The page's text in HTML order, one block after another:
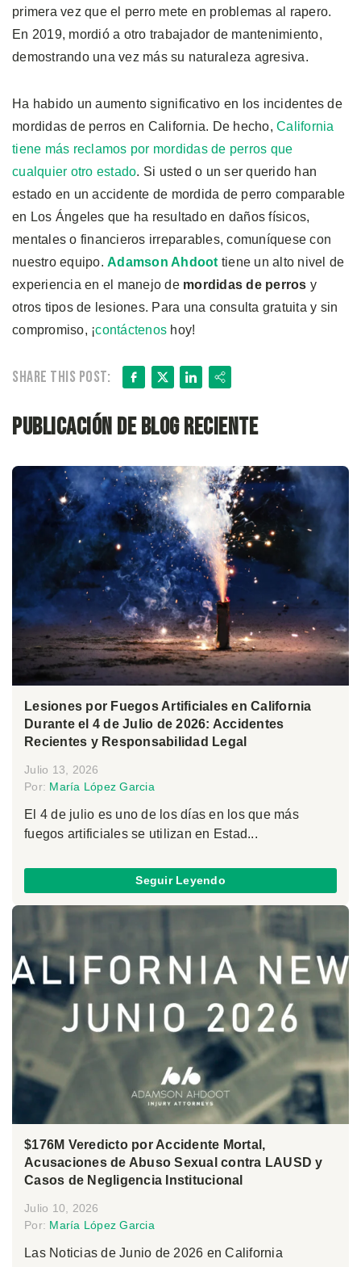
primera vez que el perro mete en problemas al rapero.
En 2019, mordió a otro trabajador de mantenimiento,
demostrando una vez más su naturaleza agresiva.
Ha habido un aumento significativo en los incidentes de
mordidas de perros en California. De hecho, California
tiene más reclamos por mordidas de perros que
cualquier otro estado. Si usted o un ser querido han
estado en un accidente de mordida de perro comparable
en Los Ángeles que ha resultado en daños físicos,
mentales o financieros irreparables, comuníquese con
nuestro equipo. Adamson Ahdoot tiene un alto nivel de
experiencia en el manejo de mordidas de perros y
otros tipos de lesiones. Para una consulta gratuita y sin
compromiso, ¡contáctenos hoy!
Share this post: Facebook
X LinkedIn
Share
Publicación de blog reciente
Lesiones por Fuegos Artificiales en California
Durante el 4 de Julio de 2026: Accidentes
Recientes y Responsabilidad Legal
Julio 13, 2026
Por: María López Garcia
El 4 de julio es uno de los días en los que más
fuegos artificiales se utilizan en Estad...
Seguir Leyendo
$176M Veredicto por Accidente Mortal,
Acusaciones de Abuso Sexual contra LAUSD y
Casos de Negligencia Institucional
Julio 10, 2026
Por: María López Garcia
Las Noticias de Junio de 2026 en California